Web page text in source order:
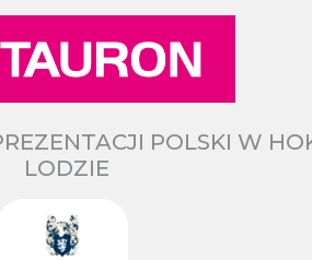
POLSKI W
LODZIE